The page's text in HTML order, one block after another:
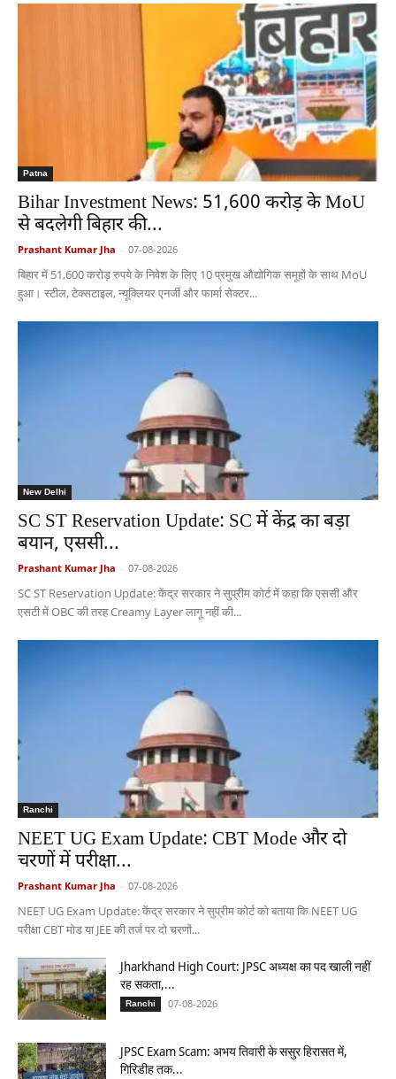
Patna
Bihar Investment News: 51,600 करोड़ के MoU
से बदलेगी बिहार की...
Prashant Kumar Jha - 07-08-2026
बिहार में 51,600 करोड़ रुपये के निवेश के लिए 10 प्रमुख औद्योगिक समूहों के साथ MoU
हुआ। स्टील, टेक्सटाइल, न्यूक्लियर एनर्जी और फार्मा सेक्टर...
New Delhi
SC ST Reservation Update: SC में केंद्र का बड़ा
बयान, एससी...
Prashant Kumar Jha - 07-08-2026
SC ST Reservation Update: केंद्र सरकार ने सुप्रीम कोर्ट में कहा कि एससी और
एसटी में OBC की तरह Creamy Layer लागू नहीं की...
Ranchi
NEET UG Exam Update: CBT Mode और दो
चरणों में परीक्षा...
Prashant Kumar Jha - 07-08-2026
NEET UG Exam Update: केंद्र सरकार ने सुप्रीम कोर्ट को बताया कि NEET UG
परीक्षा CBT मोड या JEE की तर्ज पर दो चरणों...
Jharkhand High Court: JPSC अध्यक्ष का पद खाली नहीं
रह सकता,...
Ranchi 07-08-2026
JPSC Exam Scam: अभय तिवारी के ससुर हिरासत में,
गिरिडीह तक...